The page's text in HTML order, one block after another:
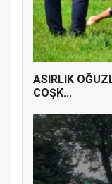
ASIRLIK
COŞK...